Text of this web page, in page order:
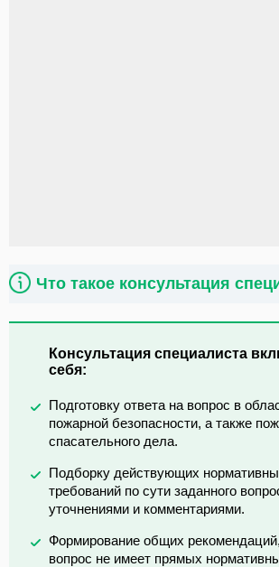
Что такое консультация
Консультация специалиста
себя:
Подготовку ответа на вопрос в
пожарной безопасности, а также
спасательного дела.
Подборку действующих
требований по сути заданного
уточнениями и комментариями.
Формирование общих
вопрос не имеет прямых